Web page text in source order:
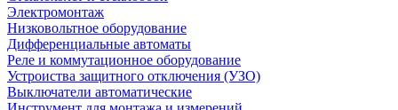
Электромонтаж
Низковольтное оборудование
Дифференциальные автоматы
Реле и коммутационное оборудование
Устроиства защитного отключения (УЗО)
Выключатели автоматические